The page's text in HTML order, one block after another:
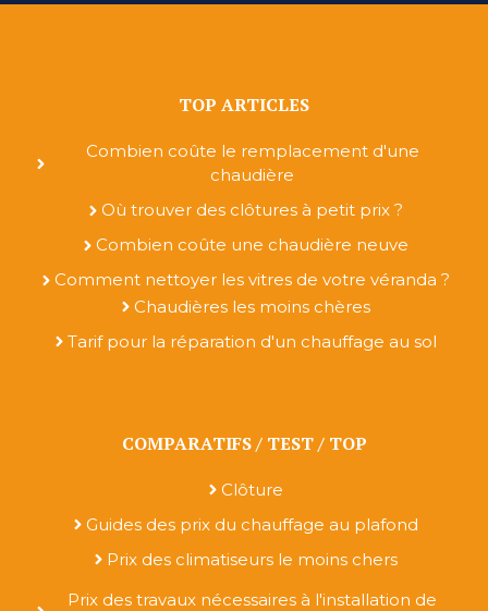
TOP ARTICLES
Combien coûte le remplacement d'une
chaudière
Où trouver des clôtures à petit prix ?
Combien coûte une chaudière neuve
Comment nettoyer les vitres de votre véranda ?
Chaudières les moins chères
Tarif pour la réparation d'un chauffage au sol
COMPARATIFS / TEST / TOP
Clôture
Guides des prix du chauffage au plafond
Prix des climatiseurs le moins chers
Prix des travaux nécessaires à l'installation de